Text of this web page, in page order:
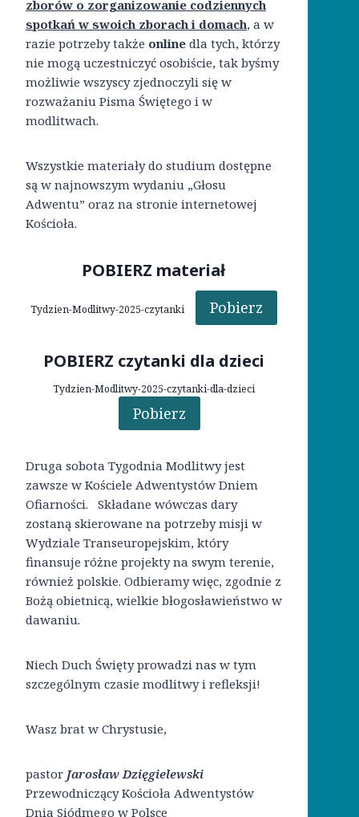
zborów o zorganizowanie codziennych
spotkań w swoich zborach i domach, a w
razie potrzeby także online dla tych, którzy
nie mogą uczestniczyć osobiście, tak byśmy
możliwie wszyscy zjednoczyli się w
rozważaniu Pisma Świętego i w
modlitwach.
Wszystkie materiały do studium dostępne
są w najnowszym wydaniu „Głosu
Adwentu” oraz na stronie internetowej
Kościoła.
POBIERZ materiał
Tydzien-Modlitwy-2025-czytanki Pobierz
POBIERZ czytanki dla dzieci
Tydzien-Modlitwy-2025-czytanki-dla-dzieci
Pobierz
Druga sobota Tygodnia Modlitwy jest
zawsze w Kościele Adwentystów Dniem
Ofiarności. Składane wówczas dary
zostaną skierowane na potrzeby misji w
Wydziale Transeuropejskim, który
finansuje różne projekty na swym terenie,
również polskie. Odbieramy więc, zgodnie z
Bożą obietnicą, wielkie błogosławieństwo w
dawaniu.
Niech Duch Święty prowadzi nas w tym
szczególnym czasie modlitwy i refleksji!
Wasz brat w Chrystusie,
pastor Jarosław Dzięgielewski
Przewodniczący Kościoła Adwentystów
Dnia Siódmego w Polsce